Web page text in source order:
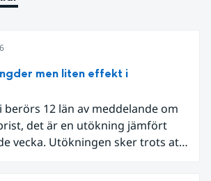
men liten effekt i
berörs 12 län av meddelande om
det är en utökning jämfört
vecka. Utökningen sker trots att